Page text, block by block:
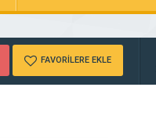
FAVORİLERE EKLE